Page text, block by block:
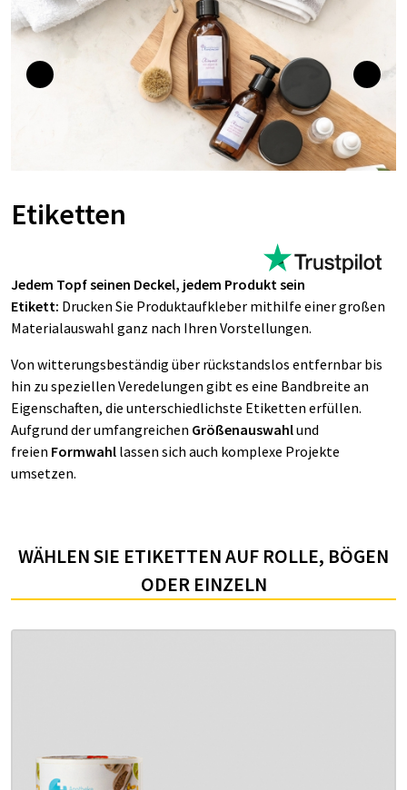
Etiketten
Jedem Topf seinen Deckel, jedem Produkt sein
Etikett: Drucken Sie Produktaufkleber mithilfe einer großen
Materialauswahl ganz nach Ihren Vorstellungen.
Von witterungsbeständig über rückstandslos entfernbar bis
hin zu speziellen Veredelungen gibt es eine Bandbreite an
Eigenschaften, die unterschiedlichste Etiketten erfüllen.
Aufgrund der umfangreichen Größenauswahlund
freien Formwahl lassen sich auch komplexe Projekte
umsetzen.
WÄHLEN SIE ETIKETTEN AUF ROLLE, BÖGEN
ODER EINZELN